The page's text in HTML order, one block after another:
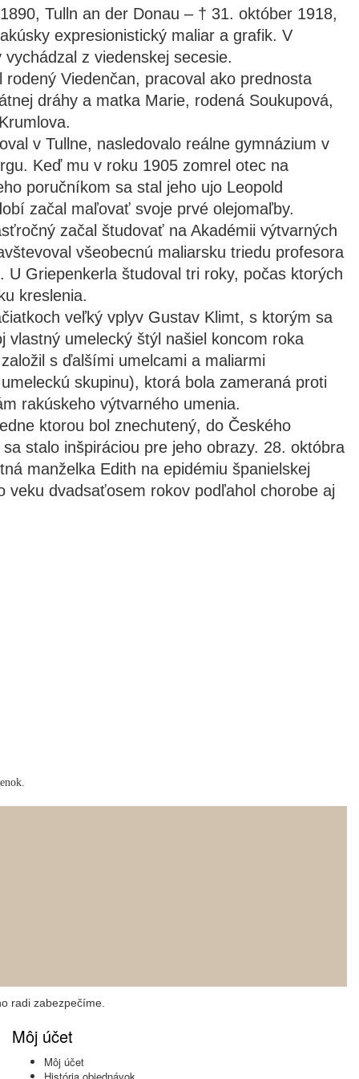
Tulln an der Donau – † 31. október 1918,
expresionistický maliar a grafik. V
z viedenskej secesie.
rodený Viedenčan, pracoval ako prednosta
dráhy a matka Marie, rodená Soukupová,
v Tullne, nasledovalo reálne gymnázium v
Keď mu v roku 1905 zomrel otec na
poručníkom sa stal jeho ujo Leopold
začal maľovať svoje prvé olejomaľby.
začal študovať na Akadémii výtvarných
všeobecnú maliarsku triedu profesora
U Griepenkerla študoval tri roky, počas ktorých
kreslenia.
veľký vplyv Gustav Klimt, s ktorým sa
vlastný umelecký štýl našiel koncom roka
s ďalšími umelcami a maliarmi
skupinu), ktorá bola zameraná proti
rakúskeho výtvarného umenia.
ktorou bol znechutený, do Českého
stalo inšpiráciou pre jeho obrazy. 28. októbra
manželka Edith na epidémiu španielskej
veku dvadsaťosem rokov podľahol chorobe aj
radi zabezpečíme.
Môj účet
Môj účet